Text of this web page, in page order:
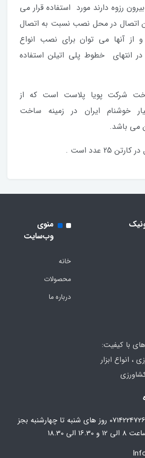
رزوه دارند مورد استفاده قرار می
اتصال در محل نصب نسبت به اتصال
آنها می توان برای نصب انواع
در انتهای خطوط پلی اتیلن استفاده
شرکت پویا پلاست است که از
خوشنام ایران در زمینه ساخت
می باشد.
25 عدد است .
منوی
وب‌سایت
خانه
محصولات
درباره ما
با کیفیت:
، انواع ابزار
07142247260 و 07142247260 روز های شنبه تا چهارشنبه بجز
18.30